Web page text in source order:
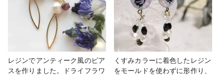
ドアクセサリー #お揃い #レジ
ンエキスパート講座認定講師 #
星の砂 #貝殻 #貝 #ヒトデ #レ
ジンピアス #レジンヘアゴム
レジンでアンティーク風のピア
スを作りました。ドライフラワ
くすみカラーに着色したレジン
をモールドを使わずに形作り、